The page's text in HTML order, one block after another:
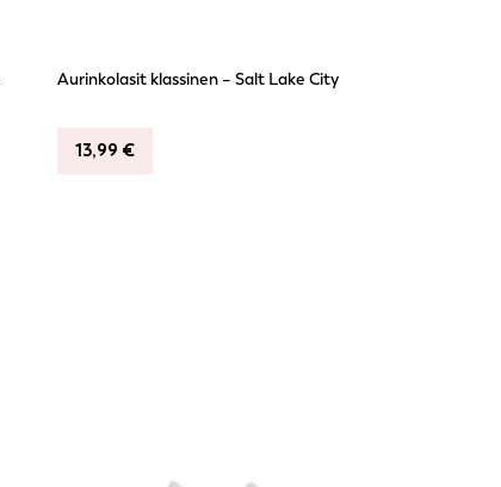
Aurinkolasit klassinen – Salt Lake City
13,99 €